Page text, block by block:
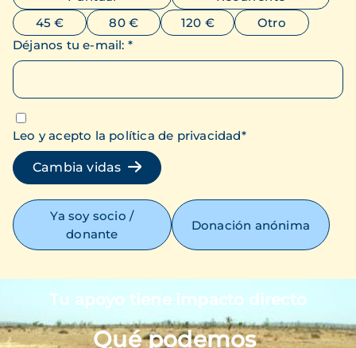
45 €
80 € 120 €
Otro
Déjanos tu e-mail: *
Leo y acepto la política de privacidad*
Cambia vidas
Ya soy socio /
donante
Donación anónima
Tu apoyo tiene impacto directo
Qué podemos